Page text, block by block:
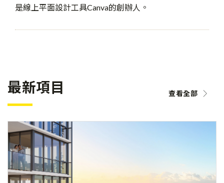
是線上平面設計工具Canva的創辦人。
最新項目 查看全部